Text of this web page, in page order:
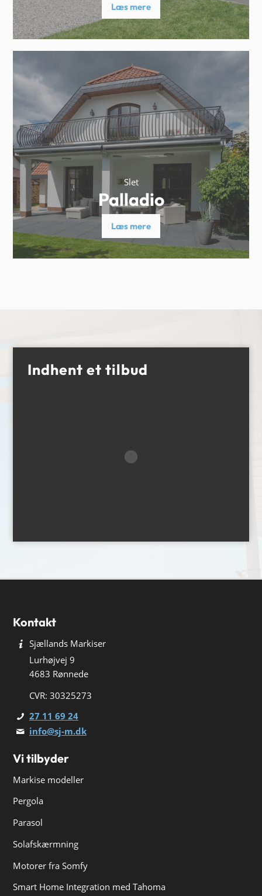
Læs mere
Slet
Palladio
Læs mere
Indhent et tilbud
Kontakt
Sjællands Markiser
Lurhøjvej 9
4683 Rønnede
CVR: 30325273
27 11 69 24
info@sj-m.dk
Vi tilbyder
Markise modeller
Pergola
Parasol
Solafskærmning
Motorer fra Somfy
Smart Home Integration med Tahoma